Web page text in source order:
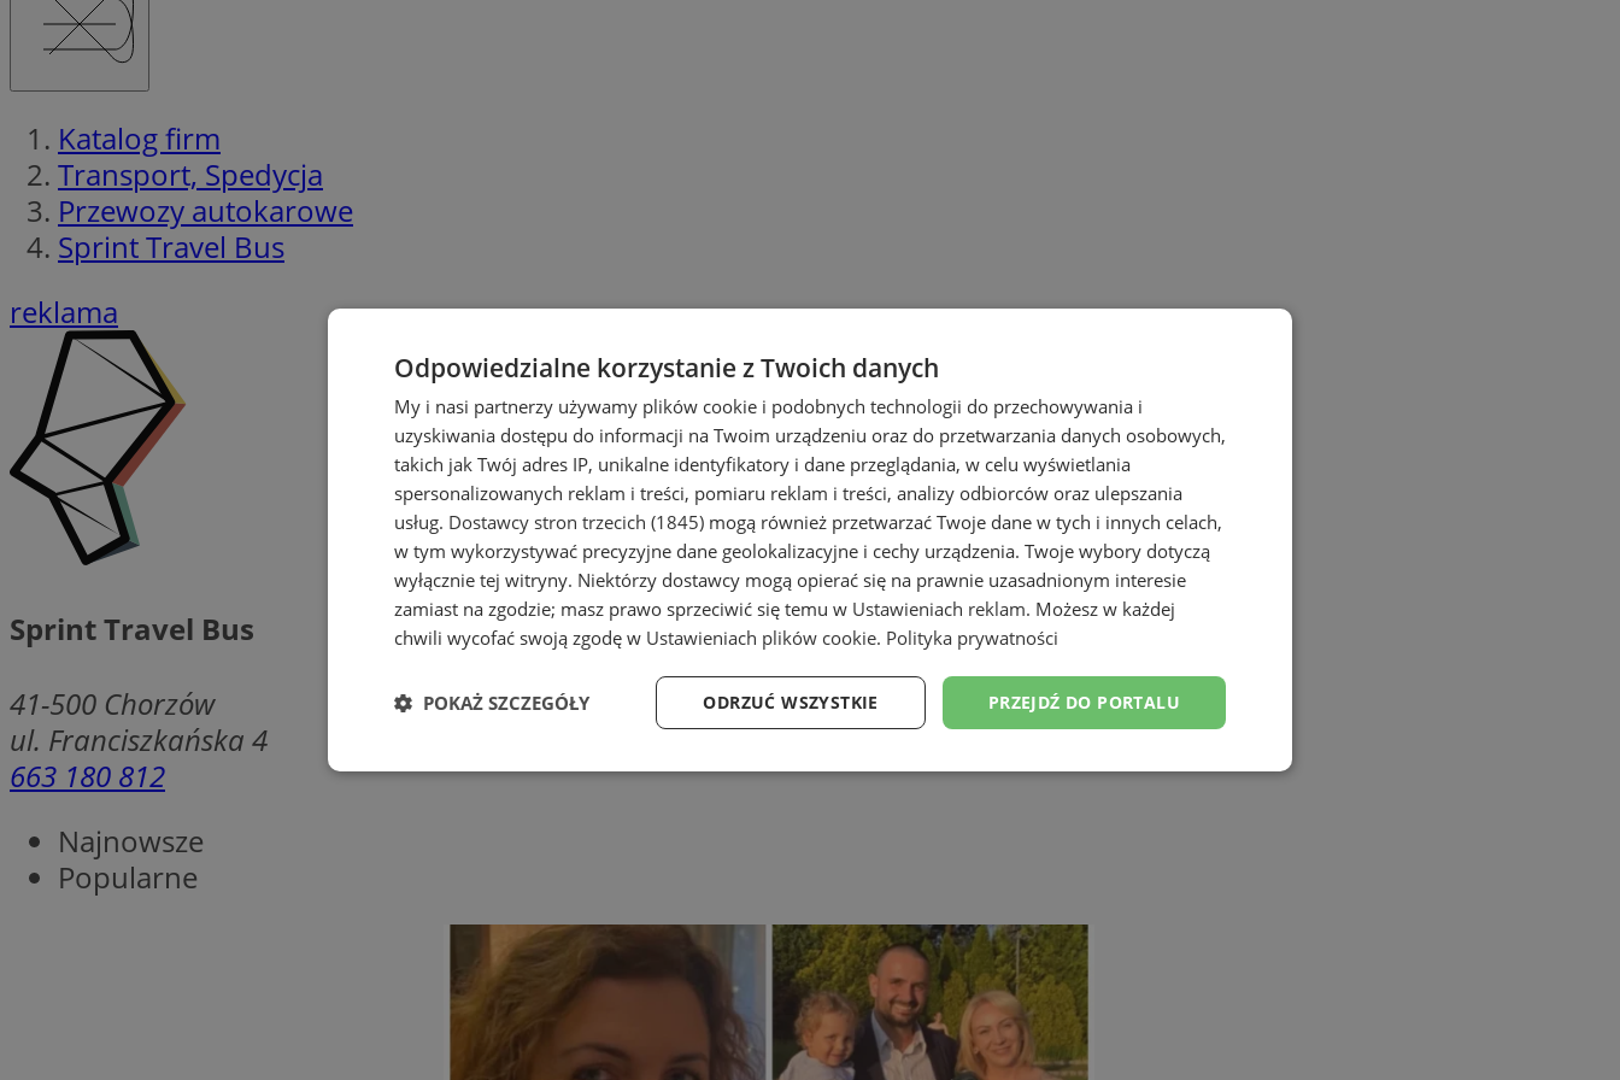
Katalog firm
Transport, Spedycja
Przewozy autokarowe
Sprint Travel Bus
reklama
Sprint Travel Bus
41-500 Chorzów
ul. Franciszkańska 4
663 180 812
Najnowsze
Popularne
Odpowiedzialne korzystanie z Twoich danych
My i nasi partnerzy używamy plików cookie i podobnych technologii do przechowywania i
uzyskiwania dostępu do informacji na Twoim urządzeniu oraz do przetwarzania danych osobowych,
takich jak Twój adres IP, unikalne identyfikatory i dane przeglądania, w celu wyświetlania
spersonalizowanych reklam i treści, pomiaru reklam i treści, analizy odbiorców oraz ulepszania
usług. Dostawcy stron trzecich (1845) mogą również przetwarzać Twoje dane w tych i innych celach,
w tym wykorzystywać precyzyjne dane geolokalizacyjne i cechy urządzenia. Twoje wybory dotyczą
wyłącznie tej witryny. Niektórzy dostawcy mogą opierać się na prawnie uzasadnionym interesie
zamiast na zgodzie; masz prawo sprzeciwić się temu w Ustawieniach reklam. Możesz w każdej
chwili wycofać swoją zgodę w Ustawieniach plików cookie. Polityka prywatności
PRZEJDŹ DO PORTALU
ODRZUĆ WSZYSTKIE
POKAŻ SZCZEGÓŁY
Niezbędne Wydajność Targetowanie Funkcjonalność Niesklasyfikowane
Niezbędne Targetowanie Funkcjonalność Niesklasyfikowane
Niezbędne pliki cookie umożliwiają korzystanie z podstawowych funkcji strony internetowej, takich jak logowanie użytkownika i
zarządzanie kontem. Bez niezbędnych plików cookie nie można prawidłowo korzystać ze strony internetowej.
Provider/Domena
Okres
przechowywania
Opis